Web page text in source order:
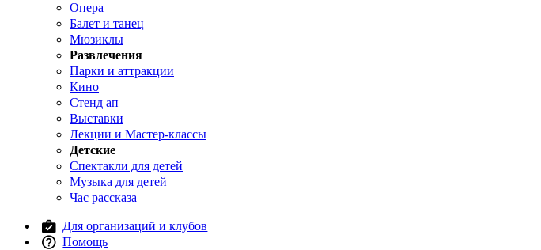
Опера
Балет и танец
Мюзиклы
Развлечения
Парки и аттракции
Кино
Стенд ап
Выставки
Лекции и Мастер-классы
Детские
Спектакли для детей
Музыка для детей
Час рассказа
Для организаций и клубов
Помощь